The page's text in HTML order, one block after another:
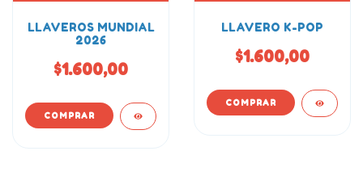
LLAVEROS MUNDIAL
2026
$1.600,00
LLAVERO K-POP
$1.600,00